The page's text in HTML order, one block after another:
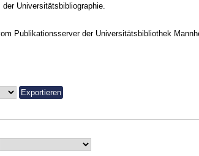
Universitätsbibliographie.
Publikationsserver der Universitätsbibliothek